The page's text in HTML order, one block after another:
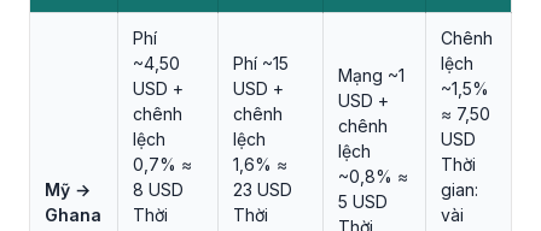
Mỹ →
Ghana
Phí
~4,50
USD +
chênh
lệch
0,7% ≈
8 USD
Thời
Phí ~15
USD +
chênh
lệch
1,6% ≈
23 USD
Thời
Mạng ~1
USD +
chênh
lệch
~0,8% ≈
5 USD
Thời
Chênh
lệch
~1,5%
≈ 7,50
USD
Thời
gian:
vài